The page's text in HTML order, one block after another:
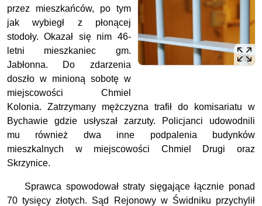
przez mieszkańców, po tym
jak wybiegł z płonącej
stodoły. Okazał się nim 46-
letni mieszkaniec gm.
Jabłonna. Do zdarzenia
doszło w minioną sobotę w
miejscowości Chmiel
Kolonia. Zatrzymany mężczyzna trafił do komisariatu w
Bychawie gdzie usłyszał zarzuty. Policjanci udowodnili
mu również dwa inne podpalenia budynków
mieszkalnych w miejscowości Chmiel Drugi oraz
Skrzynice.
Sprawca spowodował straty sięgające łącznie ponad
70 tysięcy złotych. Sąd Rejonowy w Świdniku przychylił